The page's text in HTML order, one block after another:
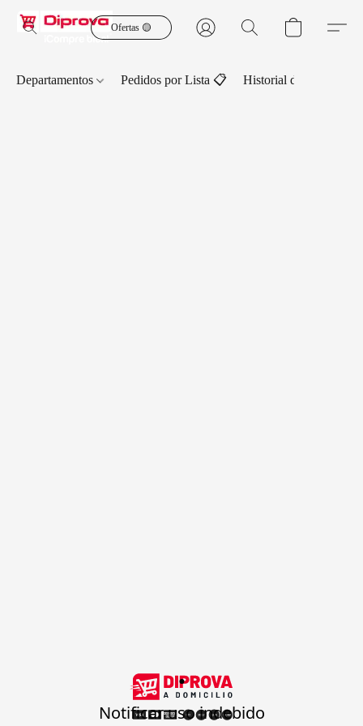
Ofertas 🟡
Departamentos Pedidos por Lista 📋 Historial de Pedidos
.
Notificar uso indebido